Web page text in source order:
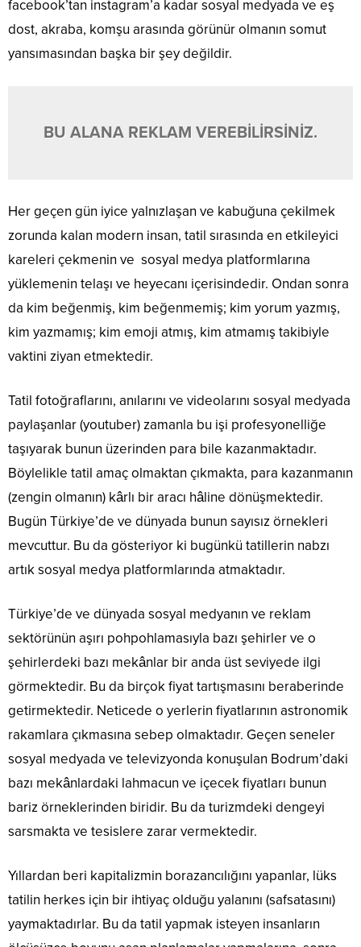
facebook’tan instagram’a kadar sosyal medyada ve eş
dost, akraba, komşu arasında görünür olmanın somut
yansımasından başka bir şey değildir.
BU ALANA REKLAM VEREBİLİRSİNİZ.
Her geçen gün iyice yalnızlaşan ve kabuğuna çekilmek
zorunda kalan modern insan, tatil sırasında en etkileyici
kareleri çekmenin ve sosyal medya platformlarına
yüklemenin telaşı ve heyecanı içerisindedir. Ondan sonra
da kim beğenmiş, kim beğenmemiş; kim yorum yazmış,
kim yazmamış; kim emoji atmış, kim atmamış takibiyle
vaktini ziyan etmektedir.
Tatil fotoğraflarını, anılarını ve videolarını sosyal medyada
paylaşanlar (youtuber) zamanla bu işi profesyonelliğe
taşıyarak bunun üzerinden para bile kazanmaktadır.
Böylelikle tatil amaç olmaktan çıkmakta, para kazanmanın
(zengin olmanın) kârlı bir aracı hâline dönüşmektedir.
Bugün Türkiye’de ve dünyada bunun sayısız örnekleri
mevcuttur. Bu da gösteriyor ki bugünkü tatillerin nabzı
artık sosyal medya platformlarında atmaktadır.
Türkiye’de ve dünyada sosyal medyanın ve reklam
sektörünün aşırı pohpohlamasıyla bazı şehirler ve o
şehirlerdeki bazı mekânlar bir anda üst seviyede ilgi
görmektedir. Bu da birçok fiyat tartışmasını beraberinde
getirmektedir. Neticede o yerlerin fiyatlarının astronomik
rakamlara çıkmasına sebep olmaktadır. Geçen seneler
sosyal medyada ve televizyonda konuşulan Bodrum’daki
bazı mekânlardaki lahmacun ve içecek fiyatları bunun
bariz örneklerinden biridir. Bu da turizmdeki dengeyi
sarsmakta ve tesislere zarar vermektedir.
Yıllardan beri kapitalizmin borazancılığını yapanlar, lüks
tatilin herkes için bir ihtiyaç olduğu yalanını (safsatasını)
yaymaktadırlar. Bu da tatil yapmak isteyen insanların